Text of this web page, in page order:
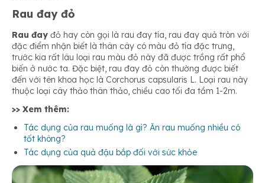
Rau đay đỏ
Rau đay đỏ hay còn gọi là rau đay tía, rau đay quả tròn với
đặc điểm nhận biết là thân cây có màu đỏ tía đặc trưng,
trước kia rất lâu loại rau màu đỏ này đã được trồng rất phổ
biến ở nước ta. Đặc biệt, rau đay đỏ còn thường được biết
đến với tên khoa học là Corchorus capsularis L. Loại rau này
thuộc loại cây thảo thân thảo, chiều cao tối đa tầm 1-2m.
>> Xem thêm:
Tác dụng của rau muống là gì? Ăn rau muống nhiều có
tốt không?
Tác dụng của quả đậu bắp đối với sức khỏe